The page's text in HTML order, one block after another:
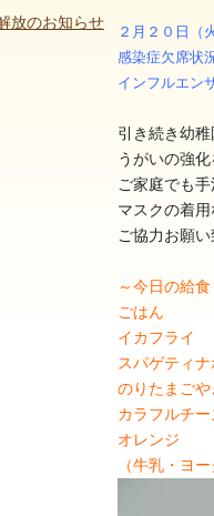
放のお知らせ
2025年11
2024年11
2023年11
２月２０日（
感染症欠席状
インフルエン
引き続き幼稚
うがいの強
ご家庭でも手
マスクの着
ご協力お願い
～今日の給食
ごはん
イカフライ
スパゲティ
のりたまごや
カラフルチ
オレンジ
（牛乳・ヨ